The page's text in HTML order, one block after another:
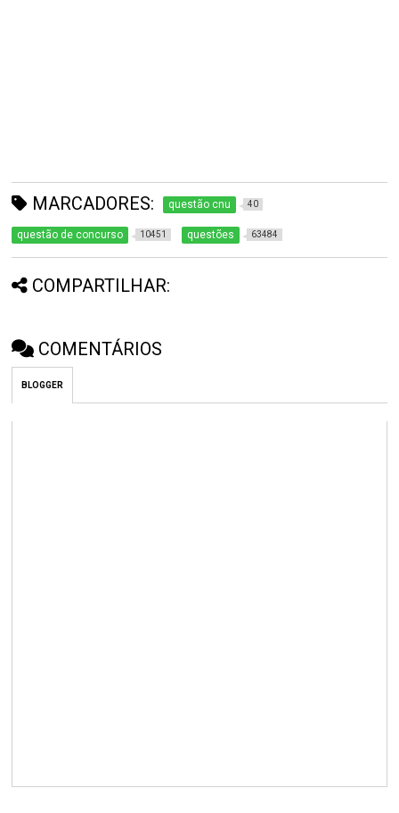
MARCADORES: questão cnu 40
questão de concurso 10451 questões 63484
COMPARTILHAR:
COMENTÁRIOS
BLOGGER